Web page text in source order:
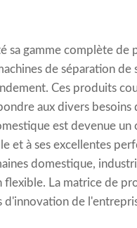
sa gamme complète de
de séparation de
Ces produits
aux divers besoins
est devenue un
et à ses excellentes
domestique,
flexible. La matrice de
de